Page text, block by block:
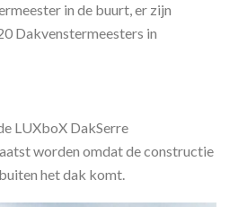
in de buurt, er zijn
Dakvenstermeesters in
LUXboX DakSerre
worden omdat de constructie
het dak komt.